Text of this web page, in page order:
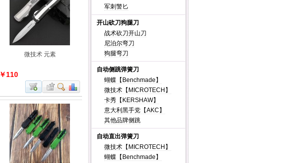
微技术 元素
￥110
军刺警匕
开山砍刀狗腿刀
战术砍刀开山刀
尼泊尔弯刀
狗腿弯刀
自动侧跳弹簧刀
蝴蝶【Benchmade】
微技术【MICROTECH】
卡秀【KERSHAW】
意大利黑手党【AKC】
其他品牌侧跳
自动直出弹簧刀
微技术【MICROTECH】
蝴蝶【Benchmade】